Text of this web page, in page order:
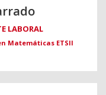
LABORAL
Matemáticas ETSII